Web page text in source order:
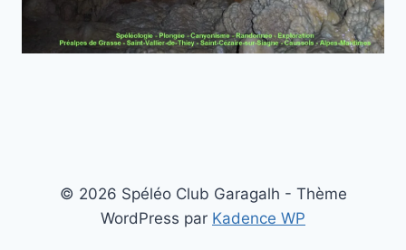
© 2026 Spéléo Club Garagalh - Thème
WordPress par Kadence WP